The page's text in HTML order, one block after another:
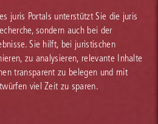
juris Portals unterstützt Sie die juris
sondern auch bei der
Sie hilft, bei juristischen
zu analysieren, relevante Inhalte
transparent zu belegen und mit
viel Zeit zu sparen.